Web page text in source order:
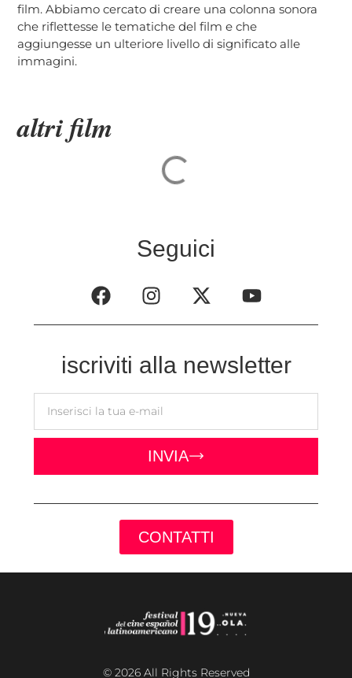
film. Abbiamo cercato di creare una colonna sonora
che riflettesse le tematiche del film e che
aggiungesse un ulteriore livello di significato alle
immagini.
altri film
Seguici
iscriviti alla newsletter
INVIA
CONTATTI
© 2026 All Rights Reserved